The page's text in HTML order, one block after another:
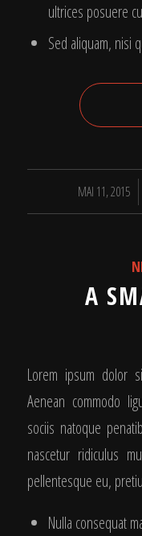
ultrices posuere
Sed aliquam, nisi
MAI 11, 2015
/
A
Lorem ipsum dolor
Aenean commodo
sociis natoque
nascetur ridiculus
pellentesque eu,
Nulla consequat